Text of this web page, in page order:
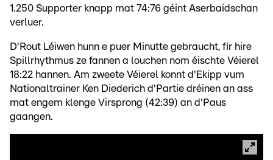
1.250 Supporter knapp mat 74:76 géint Aserbaidschan
verluer.
D'Rout Léiwen hunn e puer Minutte gebraucht, fir hire
Spillrhythmus ze fannen a louchen nom éischte Véierel
18:22 hannen. Am zweete Véierel konnt d'Ekipp vum
Nationaltrainer Ken Diederich d'Partie dréinen an ass
mat engem klenge Virsprong (42:39) an d'Paus
gaangen.